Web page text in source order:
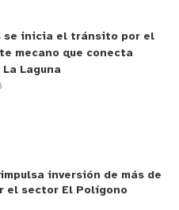
van a significar poder
en el quehacer
transmitirlo a través del
es identificar y
determinantes del
la producción textil de
visiones de sus propios
Con este propósito se
se inicia el tránsito por el
mecano que conecta
Laguna
inversión de más de
el sector El Polígono